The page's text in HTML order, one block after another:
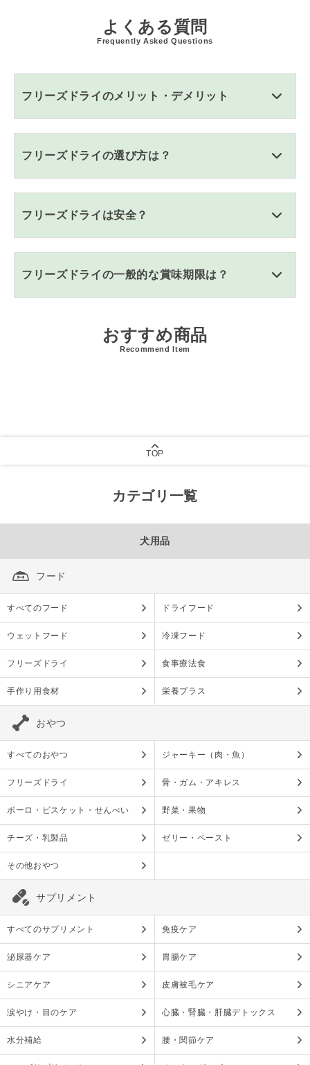
よくある質問
Frequently Asked Questions
フリーズドライのメリット・デメリット
フリーズドライの選び方は？
フリーズドライは安全？
フリーズドライの一般的な賞味期限は？
おすすめ商品
Recommend Item
TOP
カテゴリ一覧
犬用品
フード
すべてのフード ドライフード
ウェットフード 冷凍フード
フリーズドライ 食事療法食
手作り用食材 栄養プラス
おやつ
すべてのおやつ ジャーキー（肉・魚）
フリーズドライ 骨・ガム・アキレス
ボーロ・ビスケット・せんべい 野菜・果物
チーズ・乳製品 ゼリー・ペースト
その他おやつ
サプリメント
すべてのサプリメント 免疫ケア
泌尿器ケア 胃腸ケア
シニアケア 皮膚被毛ケア
涙やけ・目のケア 心臓・腎臓・肝臓デトックス
水分補給 腰・関節ケア